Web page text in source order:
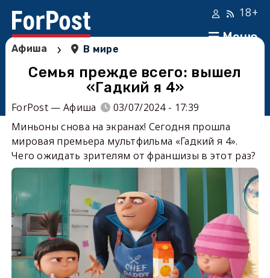
Меню
18+
Афиша › В мире
Семья прежде всего: вышел
«Гадкий я 4»
ForPost — Афиша
03/07/2024 - 17:39
Миньоны снова на экранах! Сегодня прошла
мировая премьера мультфильма «Гадкий я 4».
Чего ожидать зрителям от франшизы в этот раз?